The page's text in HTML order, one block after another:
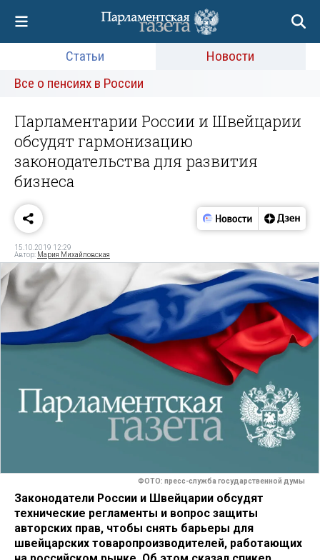
Статьи
Новости
Все о пенсиях в России
Парламентарии России и Швейцарии
обсудят гармонизацию
законодательства для развития
бизнеса
15.10.2019 12:29
Автор: Мария Михайловская
ФОТО: пресс-служба государственной думы
Законодатели России и Швейцарии обсудят
технические регламенты и вопрос защиты
авторских прав, чтобы снять барьеры для
швейцарских товаропроизводителей, работающих